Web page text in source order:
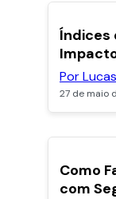
Índices
Por
27 de maio
Como
com